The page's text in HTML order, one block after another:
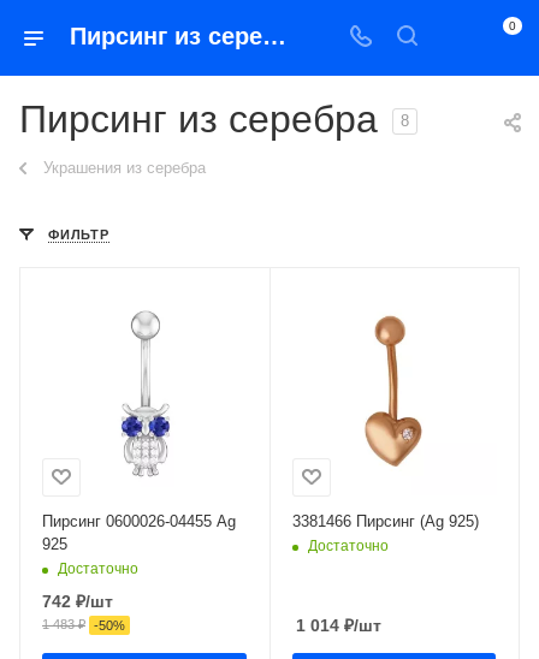
Пирсинг из серебра 0
Пирсинг из серебра 8
Украшения из серебра
ФИЛЬТР
Пирсинг 0600026-04455 Ag
925
Достаточно
742 ₽/шт
1 483₽ -50%
3381466 Пирсинг (Ag 925)
Достаточно
1 014₽/шт